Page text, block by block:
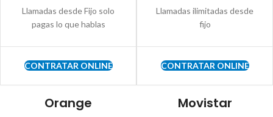
Llamadas desde Fijo solo
pagas lo que hablas
CONTRATAR ONLINE
Llamadas ilimitadas desde
fijo
CONTRATAR ONLINE
Orange Movistar